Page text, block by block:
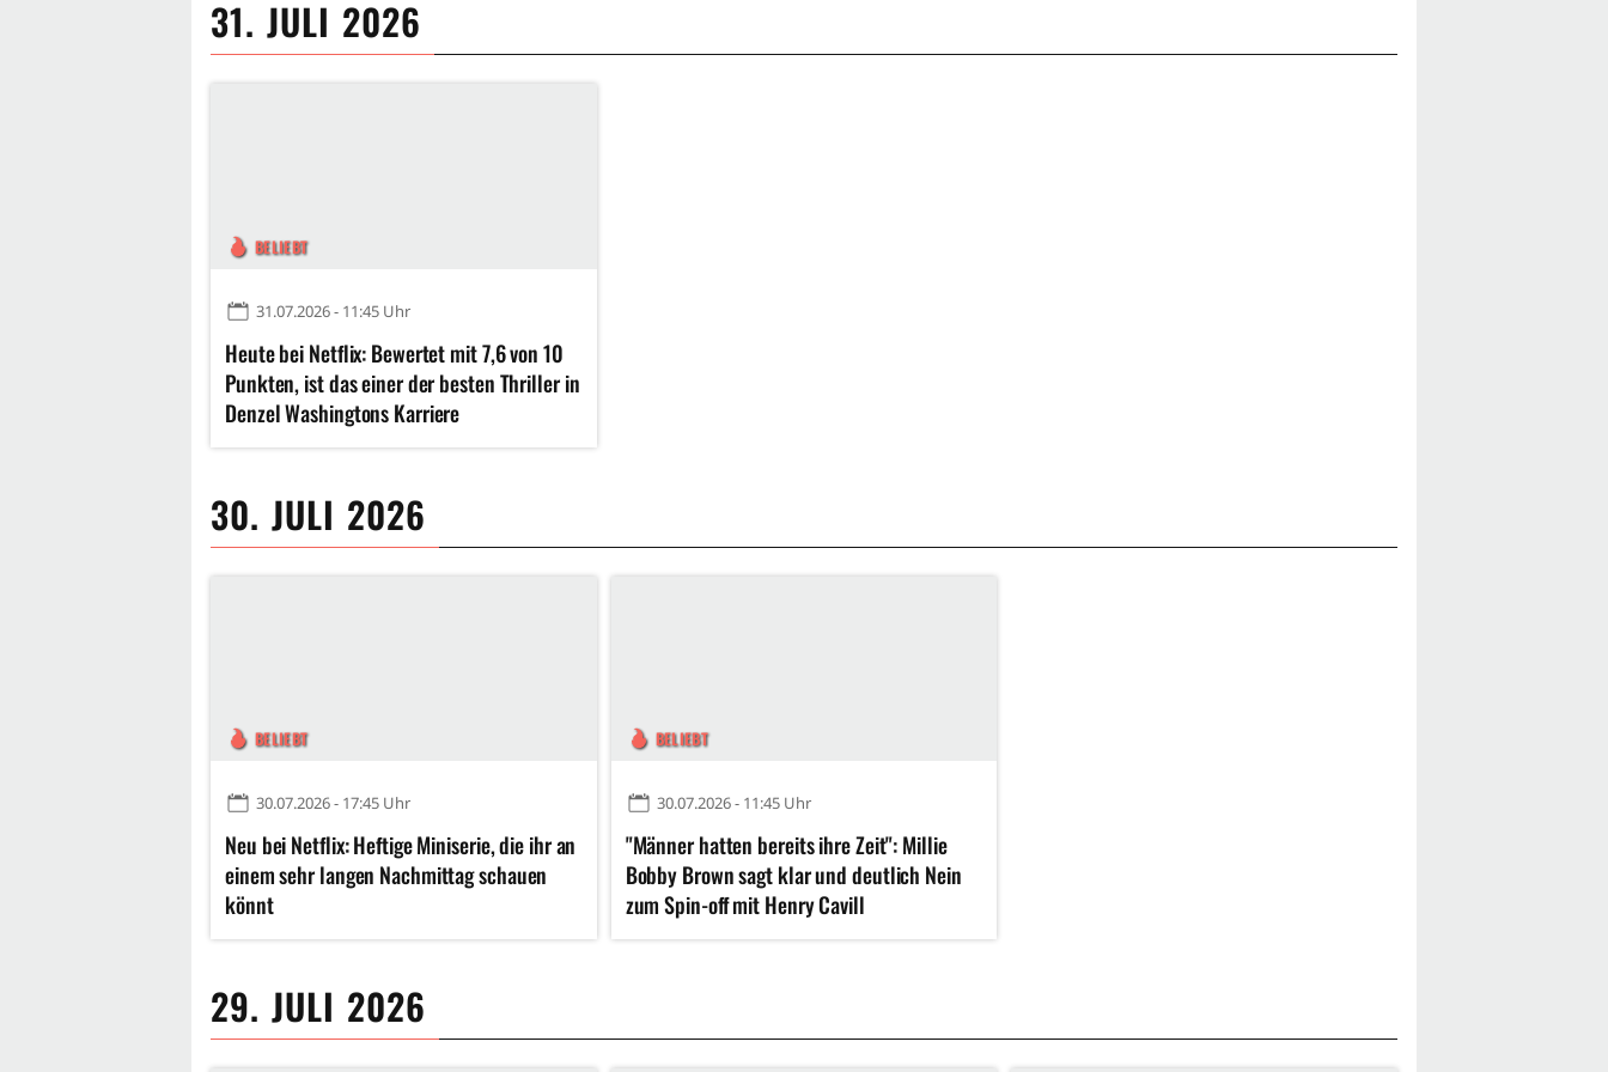
31. JULI 2026
BELIEBT
31.07.2026 - 11:45 Uhr
Heute bei Netflix: Bewertet mit 7,6 von 10
Punkten, ist das einer der besten Thriller in
Denzel Washingtons Karriere
30. JULI 2026
BELIEBT
30.07.2026 - 17:45 Uhr
Neu bei Netflix: Heftige Miniserie, die ihr an
einem sehr langen Nachmittag schauen
könnt
BELIEBT
30.07.2026 - 11:45 Uhr
"Männer hatten bereits ihre Zeit": Millie
Bobby Brown sagt klar und deutlich Nein
zum Spin-off mit Henry Cavill
29. JULI 2026